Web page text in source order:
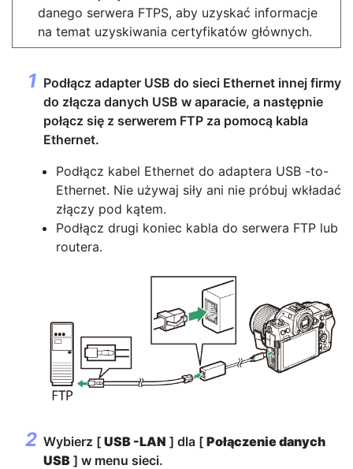
danego serwera FTPS, aby uzyskać informacje
na temat uzyskiwania certyfikatów głównych.
Podłącz adapter USB do sieci Ethernet innej firmy
do złącza danych USB w aparacie, a następnie
połącz się z serwerem FTP za pomocą kabla
Ethernet.
Podłącz kabel Ethernet do adaptera USB -to-
Ethernet. Nie używaj siły ani nie próbuj wkładać
złączy pod kątem.
Podłącz drugi koniec kabla do serwera FTP lub
routera.
Wybierz [ USB -LAN ] dla [ Połączenie danych
USB ] w menu sieci.